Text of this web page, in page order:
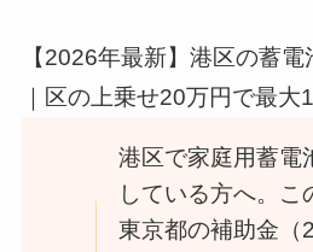
【2026年最新】港区の蓄
｜区の上乗せ20万円で最大
港区で家庭用蓄電
している方へ。こ
東京都の補助金（